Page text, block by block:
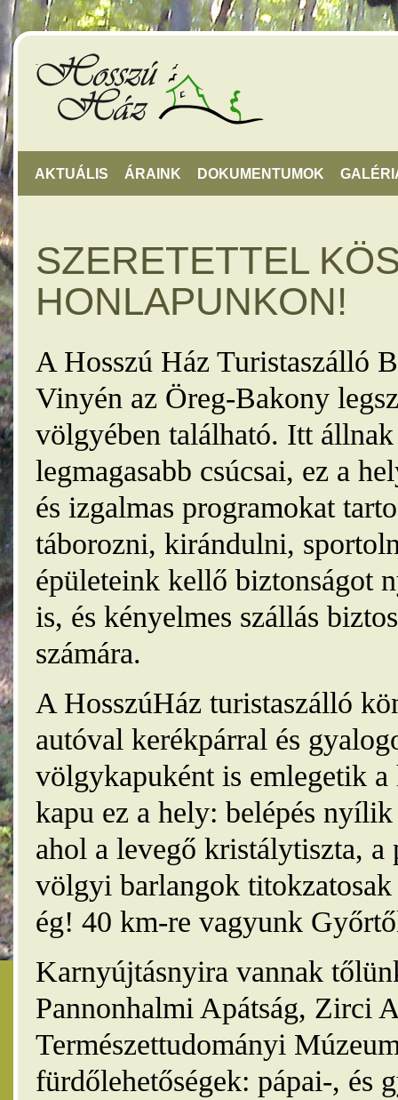
AKTUÁLIS ÁRAINK DOKUMENTUMOK
SZERETETTEL
HONLAPUNKON!
A Hosszú Ház Turistaszálló
Vinyén az Öreg-Bakony
völgyében található. Itt
legmagasabb csúcsai, ez a
és izgalmas programokat
táborozni, kirándulni,
épületeink kellő biztonságot
is, és kényelmes szállás
számára.
A HosszúHáz turistaszálló
autóval kerékpárral és
völgykapuként is emlegetik
kapu ez a hely: belépés
ahol a levegő kristálytiszta, a
völgyi barlangok
ég! 40 km-re vagyunk
Karnyújtásnyira vannak
Pannonhalmi Apátság, Zirci
Természettudományi
fürdőlehetőségek: pápai-, és